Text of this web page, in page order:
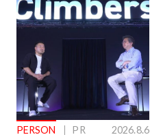
PERSON PR 2026.8.6